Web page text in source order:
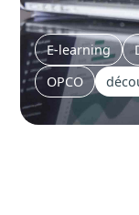
E-learning
OPCO